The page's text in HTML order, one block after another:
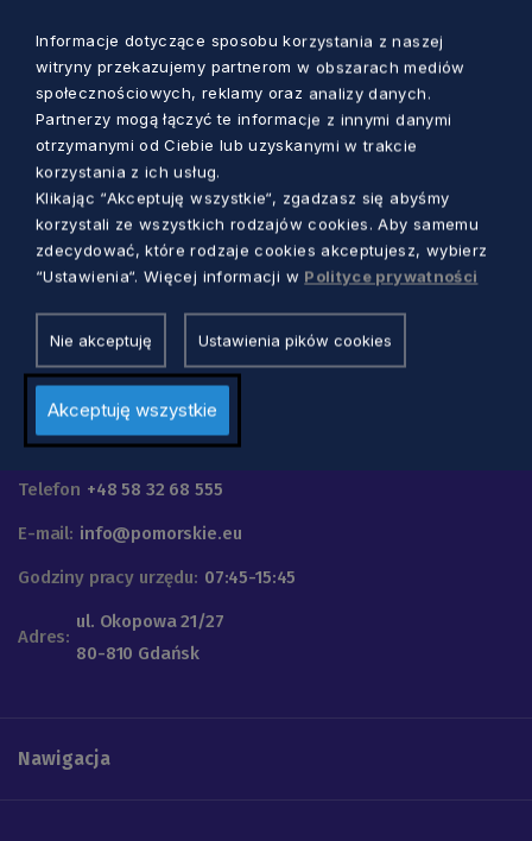
wyraz solidarności z dziećmi cierpiącymi
na porażenie mózgowe
Dorota Kulka
Urząd Marszałkowski
Województwa Pomorskiego
Telefon +48 58 32 68 555
E-mail: info@pomorskie.eu
Godziny pracy urzędu: 07:45-15:45
Adres:
ul. Okopowa 21/27
80-810 Gdańsk
Nawigacja
Informacje dotyczące sposobu korzystania z naszej
witryny przekazujemy partnerom w obszarach mediów
społecznościowych, reklamy oraz analizy danych.
Partnerzy mogą łączyć te informacje z innymi danymi
otrzymanymi od Ciebie lub uzyskanymi w trakcie
korzystania z ich usług.
Klikając “Akceptuję wszystkie“, zgadzasz się abyśmy
korzystali ze wszystkich rodzajów cookies. Aby samemu
zdecydować, które rodzaje cookies akceptujesz, wybierz
“Ustawienia“. Więcej informacji w Polityce prywatności
Nie akceptuję Ustawienia pików cookies
Akceptuję wszystkie